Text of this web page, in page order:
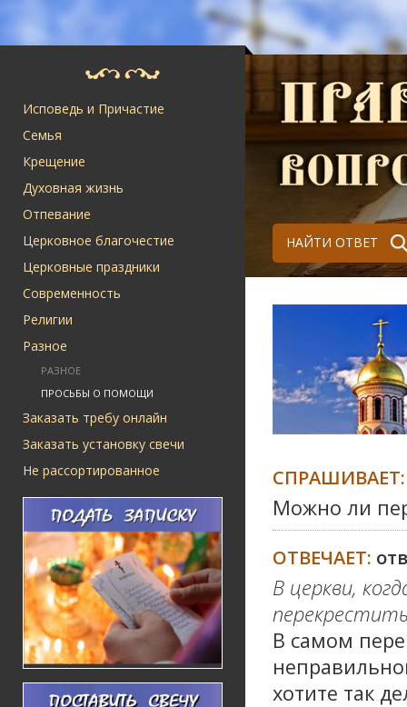
Исповедь и Причастие
Семья
Крещение
Духовная жизнь
Отпевание
Церковное благочестие
Церковные праздники
Современность
Религии
Разное
РАЗНОЕ
ПРОСЬБЫ О ПОМОЩИ
Заказать требу онлайн
Заказать установку свечи
Не рассортированное
НАЙТИ ОТВЕТ
СПРАШИВАЕТ:
Можно ли
ОТВЕЧАЕТ:
В церкви,
В самом
хотите так